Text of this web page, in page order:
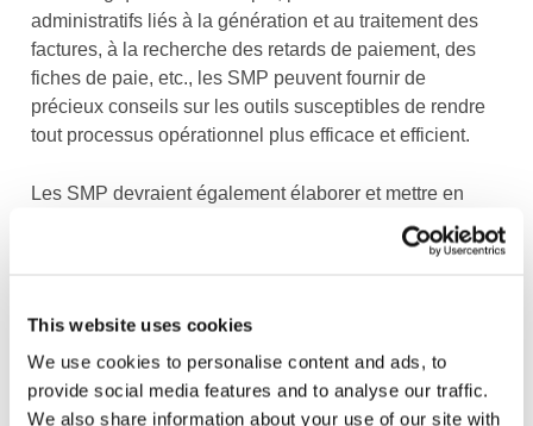
This website uses cookies
We use cookies to personalise content and ads, to
provide social media features and to analyse our traffic.
We also share information about your use of our site with
administratifs liés à la génération et au traitement des
factures, à la recherche des retards de paiement, des
fiches de paie, etc., les SMP peuvent fournir de
précieux conseils sur les outils susceptibles de rendre
tout processus opérationnel plus efficace et efficient.
Les SMP devraient également élaborer et mettre en
œuvre une stratégie technologique pour leur cabinet.
Cela peut se faire entre autres par l’utilisation de
facturation et le contrôle des taux de recouvrement, ou
via un progiciel de gestion de la relation client pour
faciliter la fourniture de services ou la mise en place
d’un portail client. Dans une publication récente